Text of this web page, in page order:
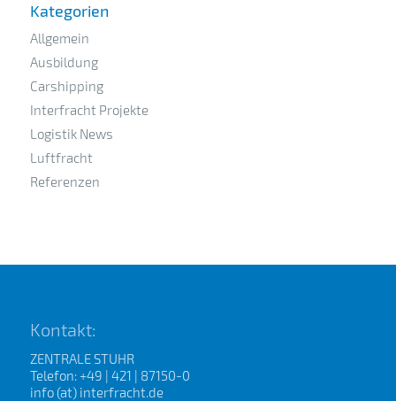
Kategorien
Allgemein
Ausbildung
Carshipping
Interfracht Projekte
Logistik News
Luftfracht
Referenzen
Kontakt:
ZENTRALE STUHR
Telefon: +49 | 421 | 87150-0
info (at) interfracht.de